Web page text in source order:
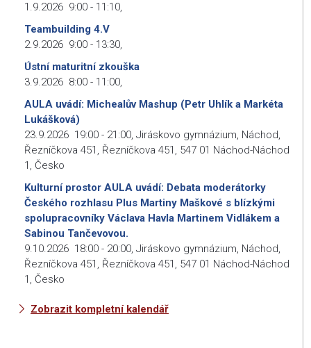
1.9.2026 9:00 - 11:10,
Teambuilding 4.V
2.9.2026 9:00 - 13:30,
Ústní maturitní zkouška
3.9.2026 8:00 - 11:00,
AULA uvádí: Michealův Mashup (Petr Uhlík a Markéta
Lukášková)
23.9.2026 19:00 - 21:00, Jiráskovo gymnázium, Náchod,
Řezníčkova 451, Řezníčkova 451, 547 01 Náchod-Náchod
1, Česko
Kulturní prostor AULA uvádí: Debata moderátorky
Českého rozhlasu Plus Martiny Maškové s blízkými
spolupracovníky Václava Havla Martinem Vidlákem a
Sabinou Tančevovou.
9.10.2026 18:00 - 20:00, Jiráskovo gymnázium, Náchod,
Řezníčkova 451, Řezníčkova 451, 547 01 Náchod-Náchod
1, Česko
Zobrazit kompletní kalendář